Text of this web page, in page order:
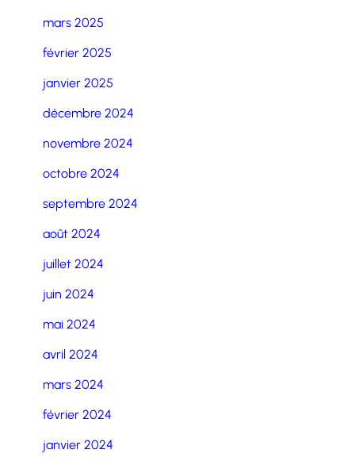
mars 2025
février 2025
janvier 2025
décembre 2024
novembre 2024
octobre 2024
septembre 2024
août 2024
juillet 2024
juin 2024
mai 2024
avril 2024
mars 2024
février 2024
janvier 2024